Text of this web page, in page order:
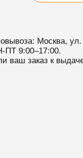
Москва,
ПТ 9:00–17:00.
ваш заказ к